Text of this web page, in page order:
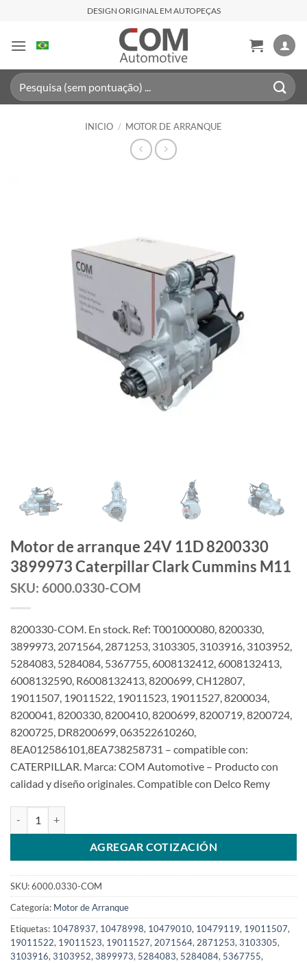
contenido
DESIGN ORIGINAL EM AUTOPEÇAS
Buscar
por:
INICIO / MOTOR DE ARRANQUE
Motor de arranque 24V 11D 8200330
3899973 Caterpillar Clark Cummins M11
SKU: 6000.0330-COM
8200330-COM. En stock. Ref: T001000080, 8200330,
3899973, 2071564, 2871253, 3103305, 3103916, 3103952,
5284083, 5284084, 5367755, 6008132412, 6008132413,
6008132590, R6008132413, 8200699, CH12807,
19011507, 19011522, 19011523, 19011527, 8200034,
8200041, 8200330, 8200410, 8200699, 8200719, 8200724,
8200725, DR8200699, 063522610260,
8EA012586101,8EA738258731 – compatible con:
CATERPILLAR. Marca: COM Automotive – Producto con
calidad y diseño originales. Compatible con Delco Remy
AGREGAR COTIZACIÓN
SKU:6000.0330-COM
Categoría: Motor de Arranque
Etiquetas: 10478937, 10478998, 10479010, 10479119, 19011507,
19011522, 19011523, 19011527, 2071564, 2871253, 3103305,
3103916, 3103952, 3899973, 5284083, 5284084, 5367755,